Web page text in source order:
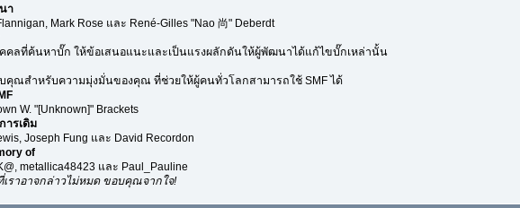
า
Mark Rose และ René-Gilles "Nao 尚" Deberdt
คลที่ค้นหาบั๊ก ให้ข้อเสนอแนะและเป็นแรงผลักดันให้ผู้พัฒนาได้แก้ไขบั๊กเหล่านั้น
คุณสำหรับความมุ่งมั่นของคุณ ที่ช่วยให้ผู้คนทั่วโลกสามารถใช้ SMF ได้
W. "[Unknown]" Brackets
ารเดิม
Joseph Fung และ David Recordon
of
metallica48423 และ Paul_Pauline
ราอาจกล่าวไม่หมด ขอบคุณจากใจ!